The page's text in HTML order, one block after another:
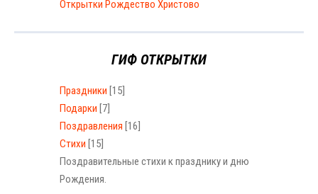
Открытки Рождество Христово
ГИФ ОТКРЫТКИ
Праздники [15]
Подарки [7]
Поздравления [16]
Стихи [15]
Поздравительные стихи к празднику и дню
Рождения.